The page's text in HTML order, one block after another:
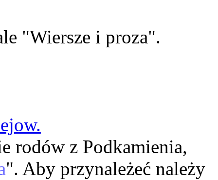
"Wiersze i proza".
rodów z Podkamienia,
". Aby przynależeć należy